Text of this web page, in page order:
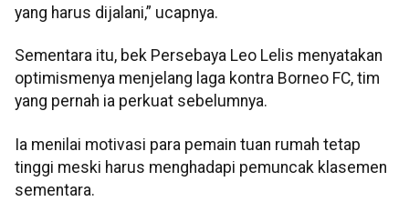
yang harus dijalani,” ucapnya.
Sementara itu, bek Persebaya Leo Lelis menyatakan
optimismenya menjelang laga kontra Borneo FC, tim
yang pernah ia perkuat sebelumnya.
Ia menilai motivasi para pemain tuan rumah tetap
tinggi meski harus menghadapi pemuncak klasemen
sementara.